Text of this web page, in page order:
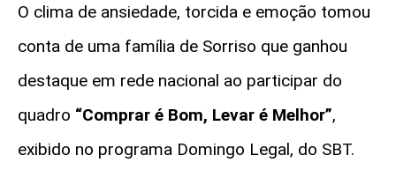
O clima de ansiedade, torcida e emoção tomou
conta de uma família de Sorriso que ganhou
destaque em rede nacional ao participar do
quadro “Comprar é Bom, Levar é Melhor”,
exibido no programa Domingo Legal, do SBT.